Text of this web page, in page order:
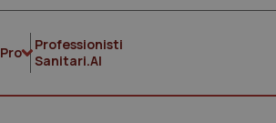
Professionisti
Sanitari.AI